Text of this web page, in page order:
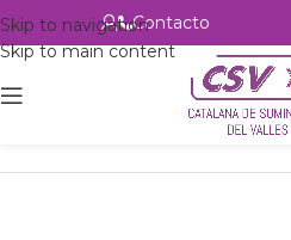
Skip to navigation
Skip to main content
Contacto
Intercambio